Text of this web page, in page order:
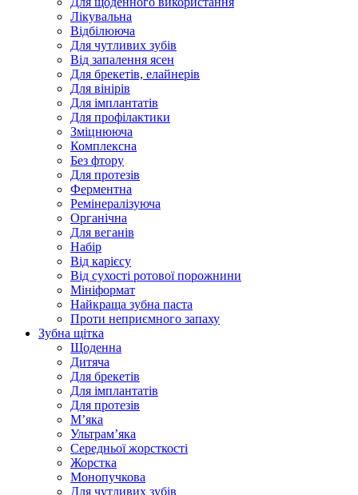
Лікувальна
Відбілююча
Для чутливих зубів
Від запалення ясен
Для брекетів, елайнерів
Для вінірів
Для імплантатів
Для профілактики
Зміцнююча
Комплексна
Без фтору
Для протезів
Ферментна
Ремінералізуюча
Органічна
Для веганів
Набір
Від карієсу
Від сухості ротової порожнини
Мініформат
Найкраща зубна паста
Проти неприємного запаху
Зубна щітка
Щоденна
Дитяча
Для брекетів
Для імплантатів
Для протезів
Мʼяка
Ультрамʼяка
Середньої жорсткості
Жорстка
Монопучкова
Для чутливих зубів